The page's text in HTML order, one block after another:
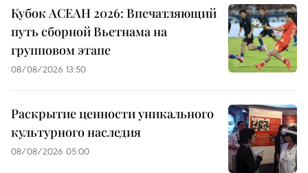
Кубок АСЕАН 2026: Впечатляющий
путь сборной Вьетнама на
групповом этапе
08/08/2026 13:50
Раскрытие ценности уникального
культурного наследия
08/08/2026 05:00